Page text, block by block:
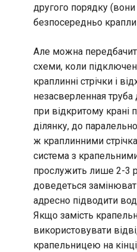
другого порядку
безпосередньо
Але можна
схеми, коли
краплинні стрічки і
незасверленная труба
при відкритому крані
ділянку, до
ж краплинними
система з
прослужить лише 2-3
доведеться
адресно підводити
Якщо замість
використовувати
крапельницею на